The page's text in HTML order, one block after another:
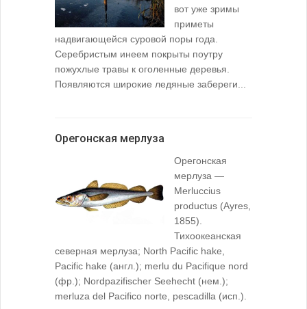
вот уже зримы
приметы
надвигающейся суровой поры года.
Серебристым инеем покрыты поутру
пожухлые травы к оголенные деревья.
Появляются широкие ледяные забереги...
Орегонская мерлуза
Орегонская
мерлуза —
Merluccius
productus (Ayres,
1855).
Тихоокеанская
северная мерлуза; North Pacific hake,
Pacific hake (англ.); merlu du Pacifique nord
(фр.); Nordpazifischer Seehecht (нем.);
merluza del Pacifico norte, pescadilla (исп.).